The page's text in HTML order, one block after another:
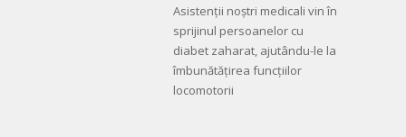
Asistenții noștri medicali vin în
sprijinul persoanelor cu
diabet zaharat, ajutându-le la
îmbunătățirea funcțiilor
locomotorii